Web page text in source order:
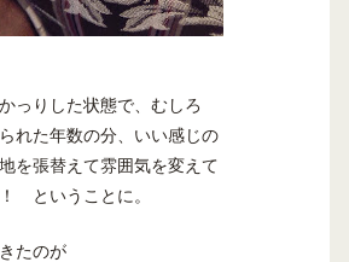
っりした状態で、むしろ
れた年数の分、いい感じの
を張替えて雰囲気を変えて
ということに。
たのが